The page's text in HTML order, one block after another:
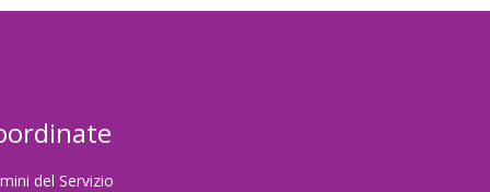
del Servizio